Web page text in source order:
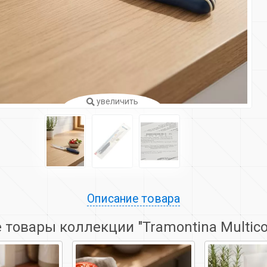
увеличить
Описание товара
товары коллекции "Tramontina